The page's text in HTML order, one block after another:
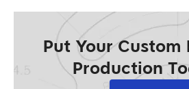
Put Your Custom
Production